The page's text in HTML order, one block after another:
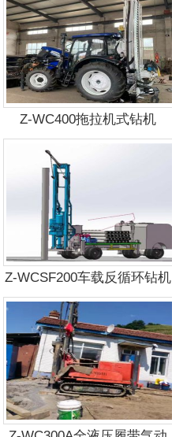
Z-WC400拖拉机式钻机
Z-WCSF200车载反循环钻机